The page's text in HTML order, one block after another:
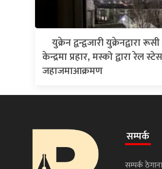
युक्रेन द्वन्द्वजारी युक्रेनद्वारा
केन्द्रमा प्रहार, मस्को द्वारा रेल
जहाजमाआक्रमण
सम्पर्क
सम्पर्क